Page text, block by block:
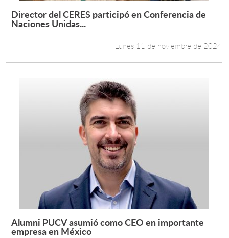
Académicos
Leer más +
Director del CERES participó en Conferencia de
Naciones Unidas...
Lunes 11 de noviembre de 2024
Leer más +
Alumni PUCV asumió como CEO en importante
empresa en México